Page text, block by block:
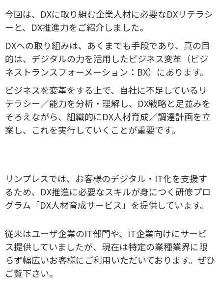
今回は、DXに取り組む企業人材に必要なDXリテラシ
ーと、DX推進力をご紹介しました。
DXへの取り組みは、あくまでも手段であり、真の目
的は、デジタルの力を活用したビジネス変革（ビジ
ネストランスフォーメーション：BX）にあります。
ビジネスを変革をする上で、自社に不足しているリ
テラシー／能力を分析・理解し、DX戦略と足並みを
そろえながら、組織的にDX人材育成／調達計画を立
案し、これを実行していくことが重要です。
リンプレスでは、お客様のデジタル・IT化を支援す
るため、DX推進に必要なスキルが身につく研修プロ
グラム「DX人材育成サービス」を提供しています。
従来はユーザ企業のIT部門や、IT企業向けにサービ
ス提供していましたが、現在は特定の業種業界に限
らず幅広いお客様にご利用いただいております。ぜひ
ご覧下さい。